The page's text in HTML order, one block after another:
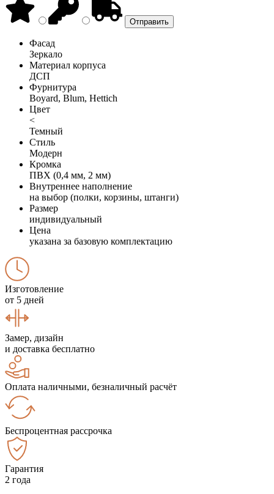
Фасад
Зеркало
Материал корпуса
ДСП
Фурнитура
Boyard, Blum, Hettich
Цвет
<
Темный
Стиль
Модерн
Кромка
ПВХ (0,4 мм, 2 мм)
Внутреннее наполнение
на выбор (полки, корзины, штанги)
Размер
индивидуальный
Цена
указана за базовую комплектацию
Изготовление
от 5 дней
Замер, дизайн
и доставка бесплатно
Оплата наличными, безналичный расчёт
Беспроцентная рассрочка
Гарантия
2 года